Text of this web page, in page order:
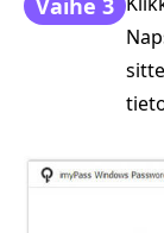
Vaihe 3